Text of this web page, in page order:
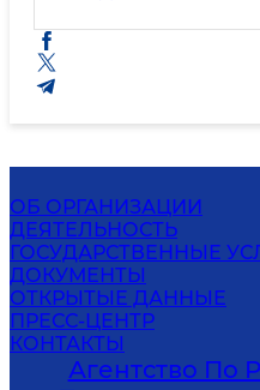
ОБ ОРГАНИЗАЦИИ
ДЕЯТЕЛЬНОСТЬ
ГОСУДАРСТВЕННЫЕ
ДОКУМЕНТЫ
ОТКРЫТЫЕ ДАННЫЕ
ПРЕСС-ЦЕНТР
КОНТАКТЫ
Агентство По